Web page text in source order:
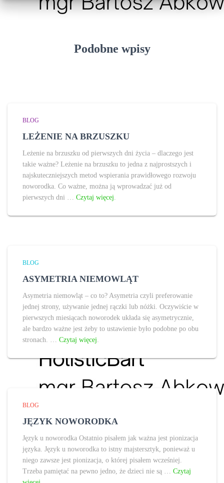
Podobne wpisy
BLOG
LEŻENIE NA BRZUSZKU
Leżenie na brzuszku od pierwszych dni życia – dlaczego jest
takie ważne? Leżenie na brzuszku to jedna z najprostszych i
najskuteczniejszych metod wspierania prawidłowego rozwoju
noworodka. Co ważne, można ją wprowadzać już od
pierwszych dni … Czytaj więcej.
BLOG
ASYMETRIA NIEMOWLĄT
Asymetria niemowląt – co to? Asymetria czyli preferowanie
jednej strony, używanie jednej rączki lub nóżki. Oczywiście w
pierwszych miesiącach noworodek układa się asymetrycznie,
ale bardzo ważne jest żeby to ustawienie było podobne po obu
stronach. … Czytaj więcej.
BLOG
JĘZYK NOWORODKA
Język u noworodka Ostatnio pisałem jak ważna jest pionizacja
języka. Język u noworodka to istny majstersztyk, ponieważ u
niego zawsze jest pionizacja, o której pisałem wcześniej.
Trzeba pamiętać na pewno jedno, że dzieci nie są … Czytaj